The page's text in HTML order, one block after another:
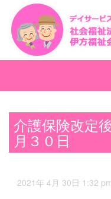
介護保険改定
月３０日
2021年 4月 30日 1:32